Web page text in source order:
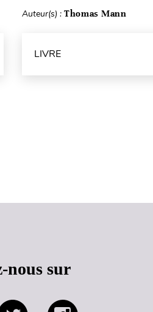
Auteur(s) : Thomas Mann
LIVRE
nous sur